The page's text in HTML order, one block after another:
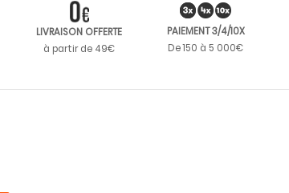
LIVRAISON OFFERTE
à partir de 49€
PAIEMENT 3/4/10X
De 150 à 5 000€